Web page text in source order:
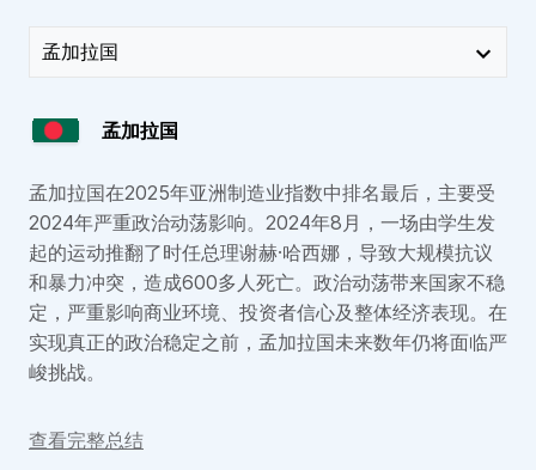
基础设施与成本
劳动力
创新 11 2 6 9 3
最终排名 11 1 6 7 8
孟加拉国
孟加拉国在2025年亚洲制造业指数中排名最后，主要受
2024年严重政治动荡影响。2024年8月，一场由学生发
起的运动推翻了时任总理谢赫·哈西娜，导致大规模抗议
和暴力冲突，造成600多人死亡。政治动荡带来国家不稳
定，严重影响商业环境、投资者信心及整体经济表现。在
实现真正的政治稳定之前，孟加拉国未来数年仍将面临严
峻挑战。
查看完整总结